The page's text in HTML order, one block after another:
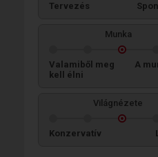
Tervezés
Munka
Valamiből meg
kell élni
A
Világnézete
Konzervatív